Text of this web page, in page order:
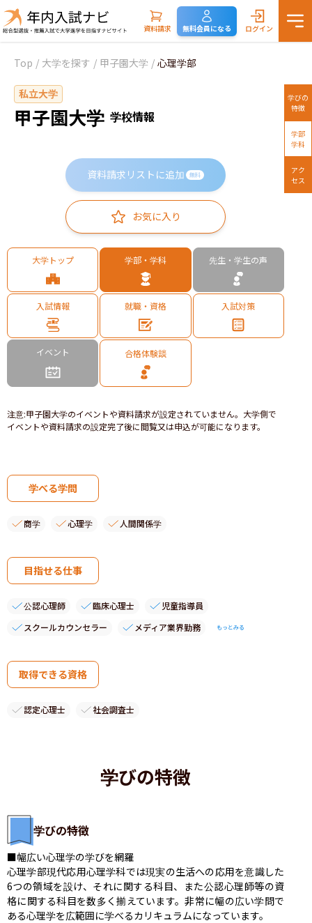
資料請求 無料会員になる ログイン
Top / 大学を探す / 甲子園大学 / 心理学部
私立大学
甲子園大学 学校情報
資料請求リストに追加 無料
お気に入り
大学トップ 学部・学科 先生・学生の声
入試情報 就職・資格 入試対策
イベント 合格体験談
注意:甲子園大学のイベントや資料請求が設定されていません。大学側で
イベントや資料請求の設定完了後に閲覧又は申込が可能になります。
学べる学問
商学 心理学 人間関係学
目指せる仕事
公認心理師 臨床心理士
児童指導員
スクールカウンセラー
メディア業界勤務 もっとみる
取得できる資格
認定心理士 社会調査士
学びの特徴
学びの特徴
■幅広い心理学の学びを網羅
心理学部現代応用心理学科では現実の生活への応用を意識した
6つの領域を設け、それに関する科目、また公認心理師等の資
格に関する科目を数多く揃えています。非常に幅の広い学問で
ある心理学を広範囲に学べるカリキュラムになっています。
学びの
特徴
学部
学科
アク
セス